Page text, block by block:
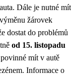
Dále je nutné mít
žárovek
dostat do problémů
od 15. listopadu
mít v autě
Informace o